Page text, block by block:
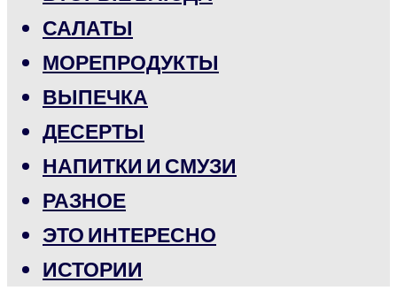
САЛАТЫ
МОРЕПРОДУКТЫ
ВЫПЕЧКА
ДЕСЕРТЫ
НАПИТКИ И СМУЗИ
РАЗНОЕ
ЭТО ИНТЕРЕСНО
ИСТОРИИ